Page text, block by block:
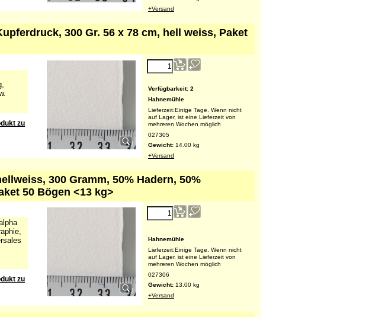
op voorraad, is een levertijd van
meerdere weken mogelijk
027304
Gewicht: 13.00 kg
300 Gr. 56 x 78 cm, hell weiss, Paket
€217.00
(exkl. MWSt.)
Hahnemühle
Lieferzeit:Einige Tage. Wenn nicht
auf Lager, ist eine Lieferzeit von
mehreren Wochen möglich
Gewicht:14.00 kg
+Versand
zu
300 Gramm, 50% Hadern, 50%
50 Bögen <13 kg>
€252.60
(exkl. MWSt.)